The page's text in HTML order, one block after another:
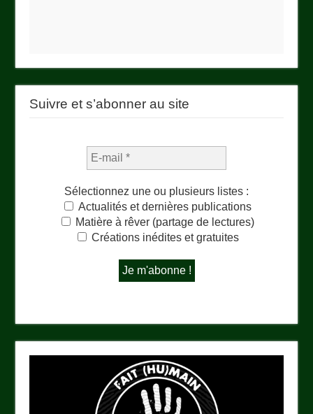
Suivre et s’abonner au site
Sélectionnez une ou plusieurs listes :
Actualités et dernières publications
Matière à rêver (partage de lectures)
Créations inédites et gratuites